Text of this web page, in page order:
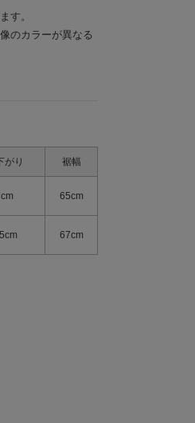
す。
のカラーが異なる
がり 裾幅
65cm
67cm